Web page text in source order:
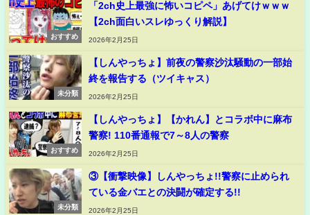
おすすめ
「2ch史上最強に怖いコピペ」あげてけｗｗｗ
【2ch面白いスレゆっくり解説】
2026年2月25日
未分類
【しんやっちょ】前夜の警察沙汰騒動の一部始
終を報告する（ツイキャス）
2026年2月25日
おすすめ
【しんやっちょ】【かれん】とコラボ中に麻布
警察! 110番通報で7～8人の警察
2026年2月25日
未分類
③【衝撃映像】しんやっちょ!!警察に止められ
ている金バエとの決闘が確定する!!
2026年2月25日